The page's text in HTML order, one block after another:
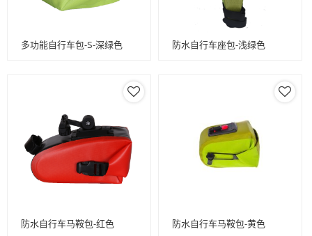
多功能自行车包-S-深绿色 防水自行车座包-浅绿色
防水自行车马鞍包-红色 防水自行车马鞍包-黄色